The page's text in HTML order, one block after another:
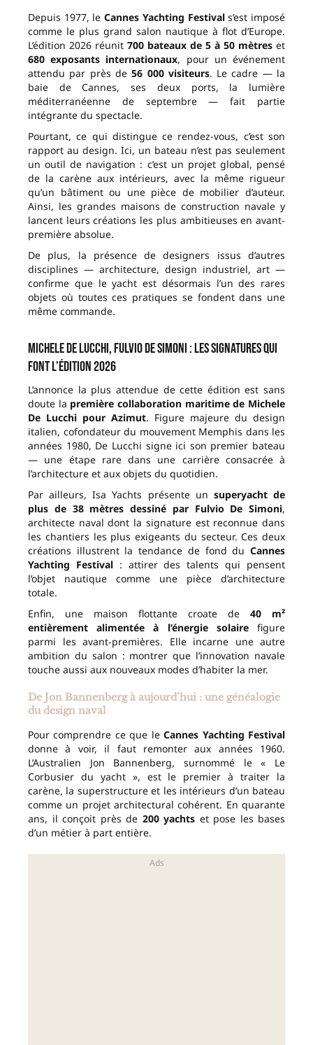
Depuis 1977, leCannes Yachting Festivals’est imposé
comme le plus grand salon nautique à flot d’Europe.
L’édition 2026 réunit 700 bateaux de 5 à 50 mètres et
680 exposants internationaux, pour un événement
attendu par près de56 000 visiteurs. Le cadre — la
baie de Cannes, ses deux ports, la lumière
méditerranéenne de septembre — fait partie
intégrante du spectacle.
Pourtant, ce qui distingue ce rendez-vous, c’est son
rapport au design. Ici, un bateau n’est pas seulement
un outil de navigation : c’est un projet global, pensé
de la carène aux intérieurs, avec la même rigueur
qu’un bâtiment ou une pièce de mobilier d’auteur.
Ainsi, les grandes maisons de construction navale y
lancent leurs créations les plus ambitieuses en avant-
première absolue.
De plus, la présence de designers issus d’autres
disciplines — architecture, design industriel, art —
confirme que le yacht est désormais l’un des rares
objets où toutes ces pratiques se fondent dans une
même commande.
Michele De Lucchi, Fulvio De Simoni : les signatures qui
font l’édition 2026
L’annonce la plus attendue de cette édition est sans
doute la première collaboration maritime de Michele
De Lucchi pour Azimut. Figure majeure du design
italien, cofondateur du mouvement Memphis dans les
années 1980, De Lucchi signe ici son premier bateau
— une étape rare dans une carrière consacrée à
l’architecture et aux objets du quotidien.
Par ailleurs, Isa Yachts présente un superyacht de
plus de 38 mètres dessiné par Fulvio De Simoni,
architecte naval dont la signature est reconnue dans
les chantiers les plus exigeants du secteur. Ces deux
créations illustrent la tendance de fond du Cannes
Yachting Festival: attirer des talents qui pensent
l’objet nautique comme une pièce d’architecture
totale.
Enfin, une maison flottante croate de 40 m²
entièrement alimentée à l’énergie solairefigure
parmi les avant-premières. Elle incarne une autre
ambition du salon : montrer que l’innovation navale
touche aussi aux nouveaux modes d’habiter la mer.
De Jon Bannenberg à aujourd’hui : une généalogie
du design naval
Pour comprendre ce que leCannes Yachting Festival
donne à voir, il faut remonter aux années 1960.
L’Australien Jon Bannenberg, surnommé le « Le
Corbusier du yacht », est le premier à traiter la
carène, la superstructure et les intérieurs d’un bateau
comme un projet architectural cohérent. En quarante
ans, il conçoit près de 200 yachts et pose les bases
d’un métier à part entière.